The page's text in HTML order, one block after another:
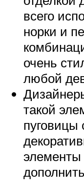
всего
норки и
очень
любой
такой
пуговицы
элементы